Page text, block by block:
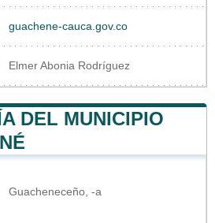
guachene-cauca.gov.co
Elmer Abonia Rodríguez
DEL MUNICIPIO
Guacheneceño, -a